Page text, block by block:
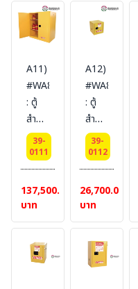
L 1
door
(manual)
Ext
dimension
165x60x87
SYSBEL
(ไม่
รวม
door
Ext
dimension
165x86x86
SYSBEL
(ไม่
รวม
A11)
#WA810115
: ตู้
สำหรับ
เก็บ
ของเหลว
ไวไฟ
Flammable
Cabinets
434
door
39-
0111
137,500.00
บาท
A12)
#WA810100
: ตู้
สำหรับ
เก็บ
ของเหลว
ไวไฟ
Flammable
Cabinets
38 L
door
(manual)
39-
0112
26,700.00
บาท